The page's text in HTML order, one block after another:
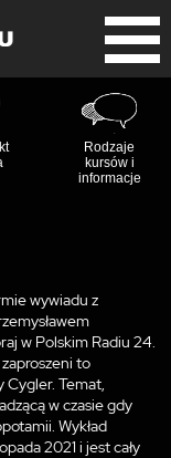
Rodzaje
kursów i
informacje
wywiadu z
w Polskim Radiu 24.
to
Cygler. Temat,
w czasie gdy
Wykład
2021 i jest cały